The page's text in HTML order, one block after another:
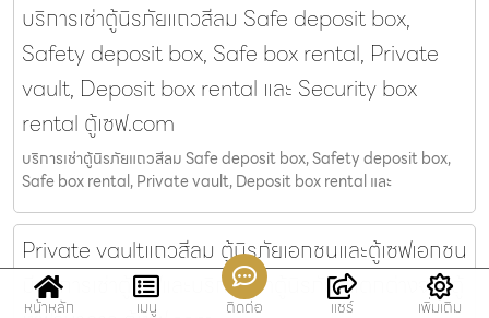
บริการเช่าตู้นิรภัยแถวสีลม Safe deposit box,
Safety deposit box, Safe box rental, Private
vault, Deposit box rental และ Security box
rental ตู้เซฟ.com
บริการเช่าตู้นิรภัยแถวสีลม Safe deposit box, Safety deposit box,
Safe box rental, Private vault, Deposit box rental และ
Private vaultแถวสีลม ตู้นิรภัยเอกชนและตู้เซฟเอกชน
มีบริการเช่าตู้เซฟและบริการเช่าตู้นิรภัยที่แตกต่างจากตู้
หน้าหลัก เมนู ติดต่อ แชร์ เพิ่มเติม